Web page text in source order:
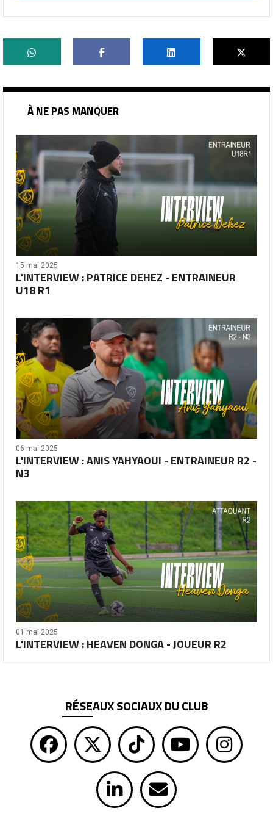
À NE PAS MANQUER
15 mai 2025
L'INTERVIEW : PATRICE DEHEZ - ENTRAINEUR
U18 R1
06 mai 2025
L'INTERVIEW : ANIS YAHYAOUI - ENTRAINEUR R2 -
N3
01 mai 2025
L'INTERVIEW : HEAVEN DONGA - JOUEUR R2
RÉSEAUX SOCIAUX DU CLUB